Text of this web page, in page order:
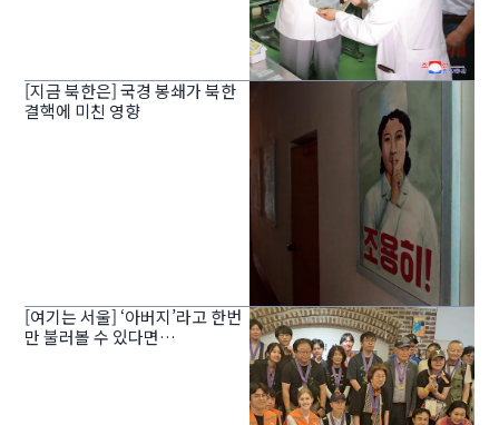
[지금 북한은] 국경 봉쇄가 북한
결핵에 미친 영향
[여기는 서울] ‘아버지’라고 한번
만 불러볼 수 있다면…